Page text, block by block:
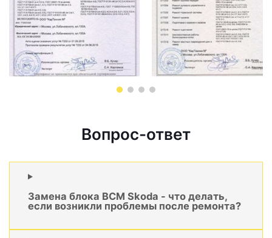
Вопрос-ответ
Замена блока BCM Skoda - что делать,
если возникли проблемы после ремонта?